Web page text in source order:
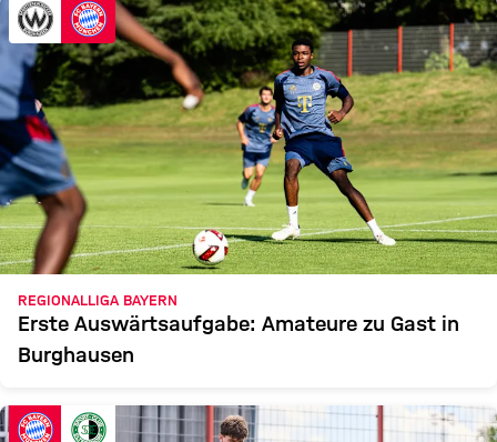
REGIONALLIGA BAYERN
Erste Auswärtsaufgabe: Amateure zu Gast in
Burghausen